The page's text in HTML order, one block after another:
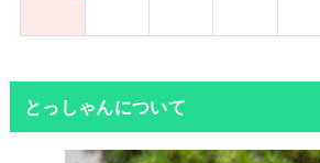
とっしゃんについて